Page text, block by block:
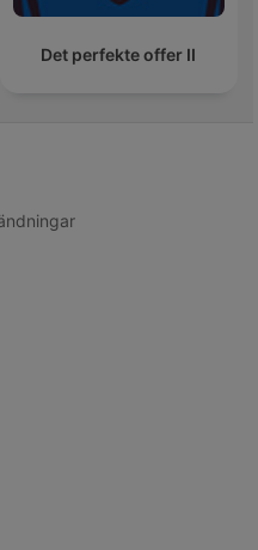
Det perfekte offer II